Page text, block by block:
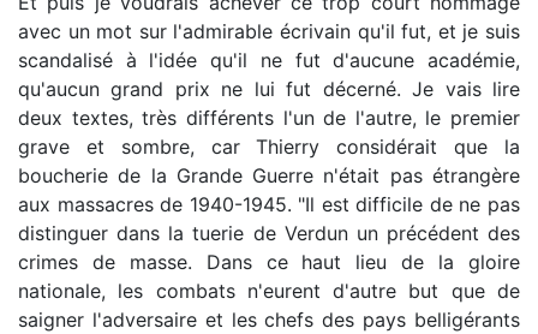
avec un mot sur l'admirable écrivain qu'il fut, et je suis
scandalisé à l'idée qu'il ne fut d'aucune académie,
qu'aucun grand prix ne lui fut décerné. Je vais lire
deux textes, très différents l'un de l'autre, le premier
grave et sombre, car Thierry considérait que la
boucherie de la Grande Guerre n'était pas étrangère
aux massacres de 1940-1945. "Il est difficile de ne pas
distinguer dans la tuerie de Verdun un précédent des
crimes de masse. Dans ce haut lieu de la gloire
nationale, les combats n'eurent d'autre but que de
saigner l'adversaire et les chefs des pays belligérants